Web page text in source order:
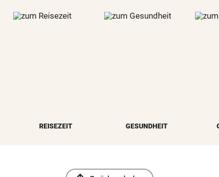
REISEZEIT GESUNDHEIT